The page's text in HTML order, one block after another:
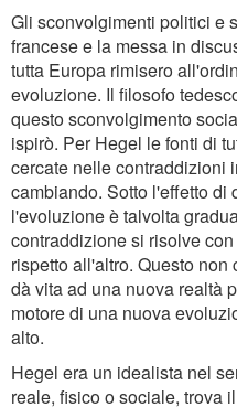
Gli sconvolgimenti politici e
francese e la messa in
tutta Europa rimisero
evoluzione. Il filosofo
questo sconvolgimento
ispirò. Per Hegel le fonti di
cercate nelle contraddizioni
cambiando. Sotto l'effetto di
l'evoluzione è talvolta
contraddizione si risolve
rispetto all'altro. Questo
dà vita ad una nuova realtà
motore di una nuova
alto.
Hegel era un idealista nel
reale, fisico o sociale, trova